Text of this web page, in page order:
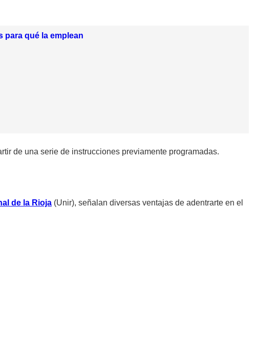
para qué la emplean
de una serie de instrucciones previamente programadas.
de la Rioja (Unir), señalan diversas ventajas de adentrarte en el